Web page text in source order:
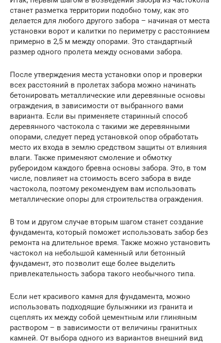
станет разметка территории подобно тому, как это
делается для любого другого забора – начиная от места
установки ворот и калитки по периметру с расстоянием
примерно в 2,5 м между опорами. Это стандартный
размер одного пролета между основами забора.
После утверждения места установки опор и проверки
всех расстояний в пролетах забора можно начинать
бетонировать металлические или деревянные основы
ограждения, в зависимости от выбранного вами
варианта. Если вы применяете старинный способ
деревянного частокола с такими же деревянными
опорами, следует перед установкой опор обработать
место их входа в землю средством защиты от влияния
влаги. Также применяют смоление и обмотку
рубероидом каждого бревна основы забора. Это, в том
числе, повлияет на стоимость всего забора в виде
частокола, поэтому рекомендуем вам использовать
металлические опоры для строительства ограждения.
В том и другом случае вторым шагом станет создание
фундамента, который поможет использовать забор без
ремонта на длительное время. Также можно установить
частокол на небольшой каменный или бетонный
фундамент, это позволит еще более выделить
привлекательность забора такого необычного типа.
Если нет красивого камня для фундамента, можно
использовать подходящие булыжники из гранита и
сцеплять их между собой цементным или глиняным
раствором – в зависимости от величины гранитных
камней. От выбора одного из вариантов внешний вид